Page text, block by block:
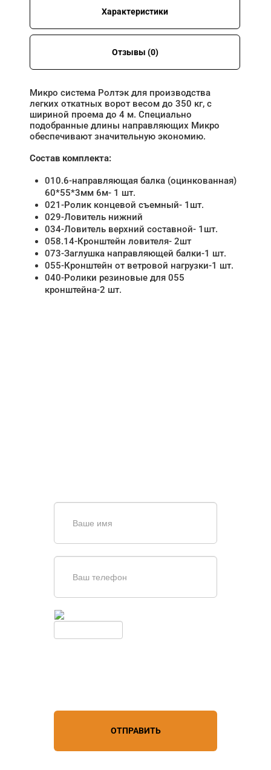
Характеристики
Отзывы (0)
Микро система Ролтэк для производства
легких откатных ворот весом до 350 кг, с
шириной проема до 4 м. Специально
подобранные длины направляющих Микро
обеспечивают значительную экономию.
Состав комплекта:
010.6-направляющая балка (оцинкованная)
60*55*3мм 6м- 1 шт.
021-Ролик концевой съемный- 1шт.
029-Ловитель нижний
034-Ловитель верхний составной- 1шт.
058.14-Кронштейн ловителя- 2шт
073-Заглушка направляющей балки-1 шт.
055-Кронштейн от ветровой нагрузки-1 шт.
040-Ролики резиновые для 055
кронштейна-2 шт.
ОТПРАВИТЬ